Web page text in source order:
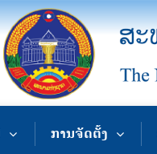
ການຈັດຕັ້ງ